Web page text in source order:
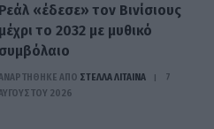
Ρεάλ «έδεσε» τον Βινίσιους
μέχρι το 2032 με μυθικό
συμβόλαιο
ΑΠΟ ΣΤΈΛΛΑ ΛΊΤΑΙΝΑ
7
2026